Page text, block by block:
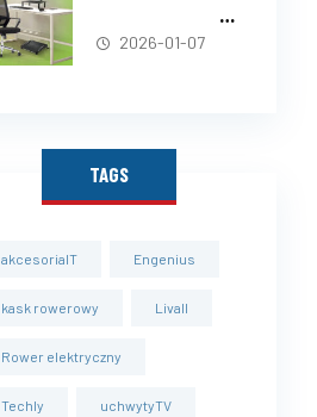
technologies for
the office and
2026-01-07
TAGS
akcesoriaIT Engenius
kask rowerowy Livall
Rower elektryczny
Techly uchwytyTV